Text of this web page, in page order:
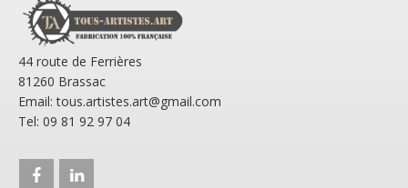
44 route de Ferrières
81260 Brassac
Email: tous.artistes.art@gmail.com
Tel: 09 81 92 97 04